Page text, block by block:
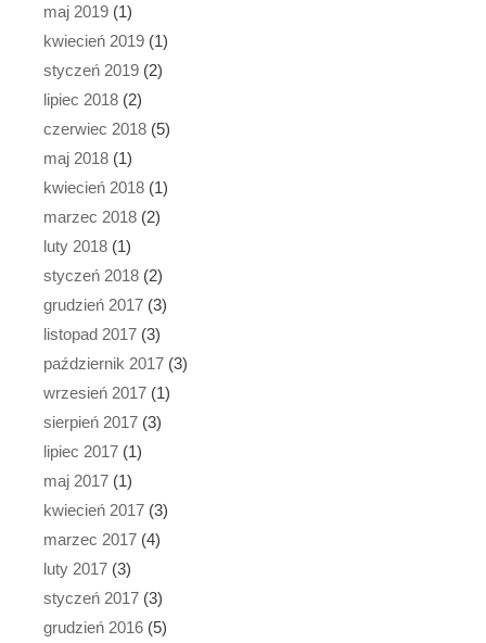
maj 2019 (1)
kwiecień 2019 (1)
styczeń 2019 (2)
lipiec 2018 (2)
czerwiec 2018 (5)
maj 2018 (1)
kwiecień 2018 (1)
marzec 2018 (2)
luty 2018 (1)
styczeń 2018 (2)
grudzień 2017 (3)
listopad 2017 (3)
październik 2017 (3)
wrzesień 2017 (1)
sierpień 2017 (3)
lipiec 2017 (1)
maj 2017 (1)
kwiecień 2017 (3)
marzec 2017 (4)
luty 2017 (3)
styczeń 2017 (3)
grudzień 2016 (5)